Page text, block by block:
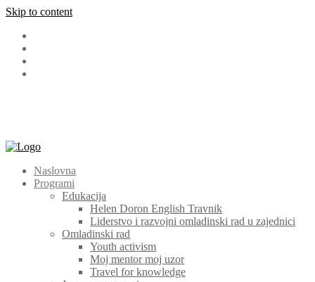
Skip to content
Naslovna
Programi
Edukacija
Helen Doron English Travnik
Liderstvo i razvojni omladinski rad u zajednici
Omladinski rad
Youth activism
Moj mentor moj uzor
Travel for knowledge